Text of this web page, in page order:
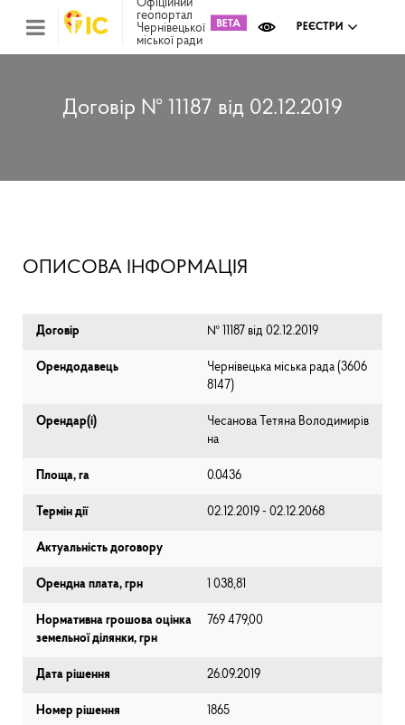
Офіційний
геопортал
Чернівецької
міської ради
РЕЄСТРИ
Договір № 11187 від 02.12.2019
ОПИСОВА ІНФОРМАЦІЯ
Договір № 11187 від 02.12.2019
Орендодавець
Чернівецька міська рада (⁨3606
8147⁩)
Орендар(і)
Чесанова Тетяна Володимирів
на
Площа, га 0.0436
Термін дії 02.12.2019 - 02.12.2068
Актуальність договору
Орендна плата, грн 1 038,81
Нормативна грошова оцінка
земельної ділянки, грн
769 479,00
Дата рішення 26.09.2019
Номер рішення 1865